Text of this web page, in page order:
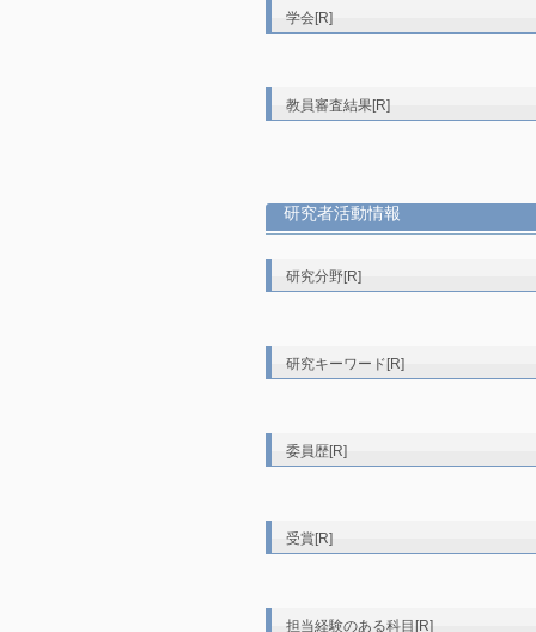
学会[R]
教員審査結果[R]
研究者活動情報
研究分野[R]
研究キーワード[R]
委員歴[R]
受賞[R]
担当経験のある科目[R]